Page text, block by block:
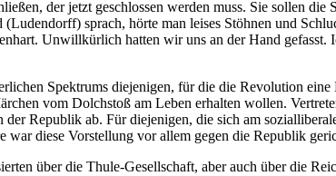
der jetzt geschlossen werden muss. Sie sollen die
sprach, hörte man leises Stöhnen und
Unwillkürlich hatten wir uns an der Hand gefasst.
Spektrums diejenigen, für die die Revolution eine
vom Dolchstoß am Leben erhalten wollen.
Republik ab. Für diejenigen, die sich am
war diese Vorstellung vor allem gegen die Republik
über die Thule-Gesellschaft, aber auch über die